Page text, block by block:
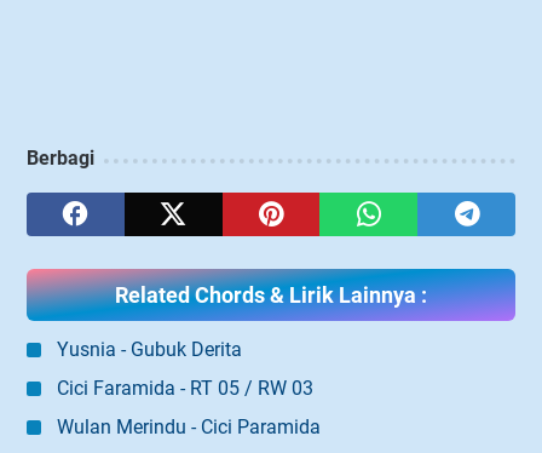
Berbagi
Related Chords & Lirik Lainnya :
Yusnia - Gubuk Derita
Cici Faramida - RT 05 / RW 03
Wulan Merindu - Cici Paramida